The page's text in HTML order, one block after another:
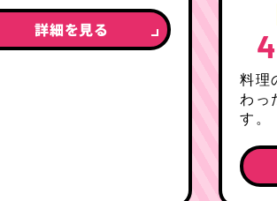
詳細を見る
料理
わっ
す。